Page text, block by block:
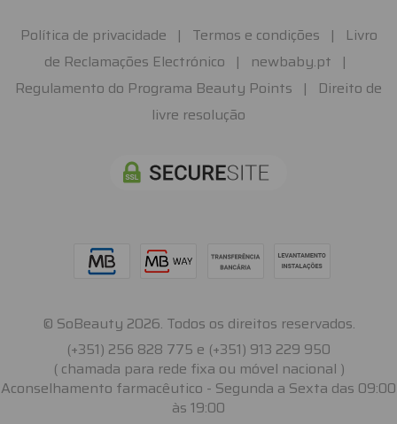
Política de privacidade | Termos e condições | Livro
de Reclamações Electrónico | newbaby.pt |
Regulamento do Programa Beauty Points | Direito de
livre resolução
© SoBeauty 2026. Todos os direitos reservados.
(+351) 256 828 775 e (+351) 913 229 950
( chamada para rede fixa ou móvel nacional )
Aconselhamento farmacêutico - Segunda a Sexta das 09:00
às 19:00